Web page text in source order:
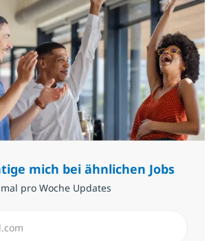
mich bei ähnlichen Jobs
pro Woche Updates